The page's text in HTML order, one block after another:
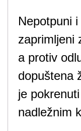
Nepotpuni
zaprimljeni
a protiv
dopuštena
je
nadležnim